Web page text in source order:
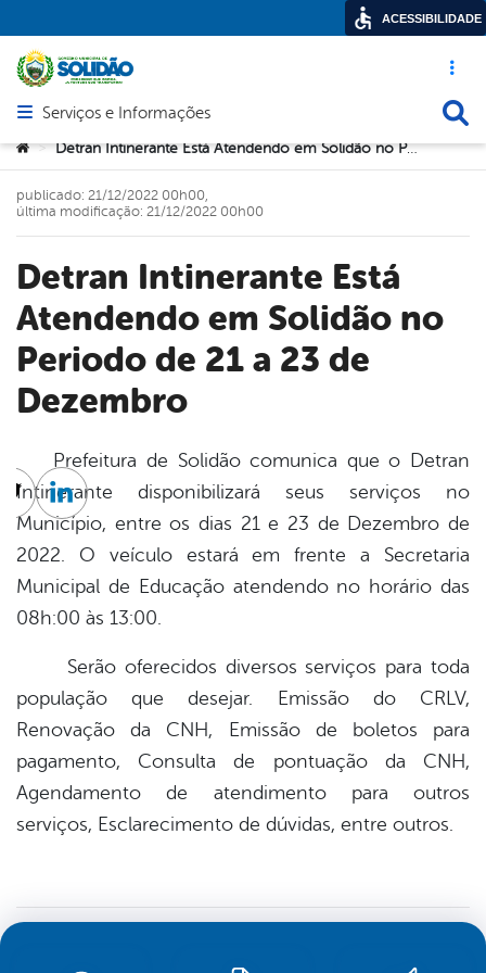
Acesso
Abrir menu principal de navegação
Serviços e Informações
Você está aqui:
> Detran Intinerante Está Atendendo em Solidão no Periodo de 21 a 23 de Dezembro
Detran Intinerante Está
Atendendo em Solidão no
Periodo de 21 a 23 de
Dezembro
publicado: 21/12/2022 00h00,
última modificação: 21/12/2022 00h00
Prefeitura de Solidão comunica que o Detran
Intinerante disponibilizará seus serviços no
Município, entre os dias 21 e 23 de Dezembro de
2022. O veículo estará em frente a Secretaria
Municipal de Educação atendendo no horário das
08h:00 às 13:00.
Serão oferecidos diversos serviços para toda
população que desejar. Emissão do CRLV,
Renovação da CNH, Emissão de boletos para
pagamento, Consulta de pontuação da CNH,
Agendamento de atendimento para outros
serviços, Esclarecimento de dúvidas, entre outros.
TwitterLinkedin
ACESSIBILIDADE